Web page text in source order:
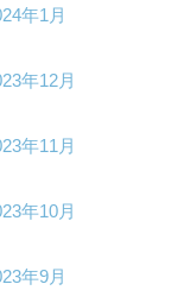
年1月
年12月
年11月
年10月
年9月